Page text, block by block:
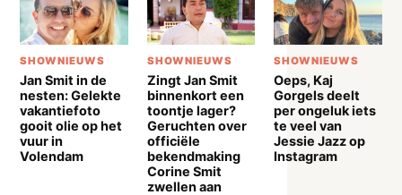
SHOWNIEUWS
Jan Smit in de
nesten: Gelekte
vakantiefoto
gooit olie op het
vuur in
Volendam
SHOWNIEUWS
Zingt Jan Smit
binnenkort een
toontje lager?
Geruchten over
officiële
bekendmaking
Corine Smit
zwellen aan
SHOWNIEUWS
Oeps, Kaj
Gorgels deelt
per ongeluk iets
te veel van
Jessie Jazz op
Instagram